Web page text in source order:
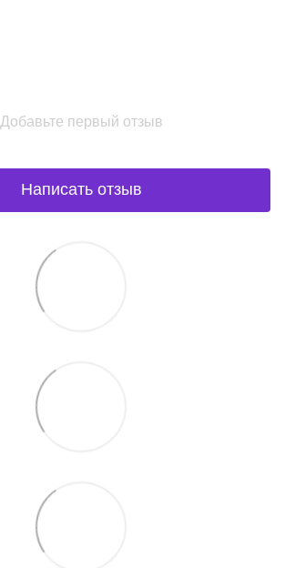
Добавьте первый отзыв
Написать отзыв